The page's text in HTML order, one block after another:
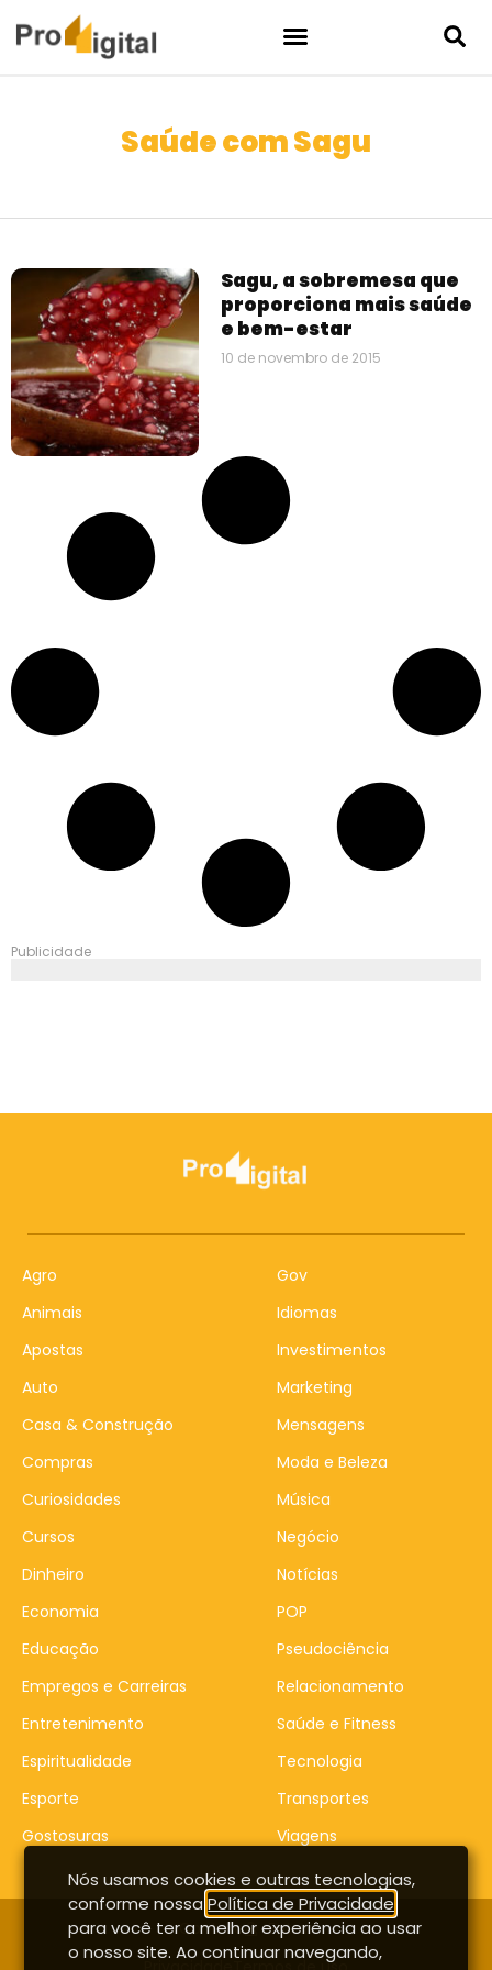
Saúde com Sagu
Sagu, a sobremesa que
proporciona mais saúde
e bem-estar
10 de novembro de 2015
Publicidade
Agro
Animais
Apostas
Auto
Casa & Construção
Compras
Curiosidades
Cursos
Dinheiro
Economia
Educação
Empregos e Carreiras
Entretenimento
Espiritualidade
Esporte
Gostosuras
Gov
Idiomas
Investimentos
Marketing
Mensagens
Moda e Beleza
Música
Negócio
Notícias
POP
Pseudociência
Relacionamento
Saúde e Fitness
Tecnologia
Transportes
Viagens
Contato
Entrar
Nós usamos cookies e outras tecnologias,
conforme nossaPolítica de Privacidade
para você ter a melhor experiência ao usar
o nosso site. Ao continuar navegando,